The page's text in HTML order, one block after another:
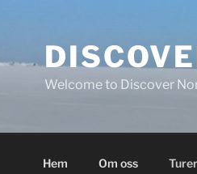
Welcome to Discover
Hem Om oss